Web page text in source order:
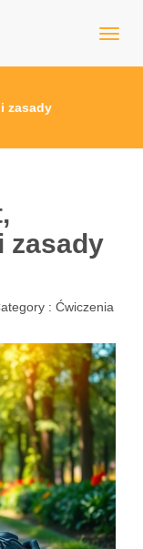
zasady
zasady
: Ćwiczenia